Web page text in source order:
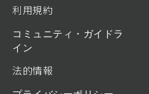
利用規約
コミュニティ・ガイドラ
イン
法的情報